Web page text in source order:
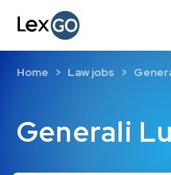
Generali
Home Law jobs